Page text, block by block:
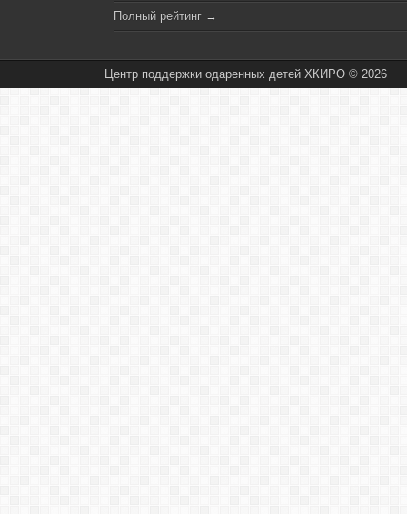
Полный рейтинг →
Центр поддержки одаренных детей ХКИРО © 2026